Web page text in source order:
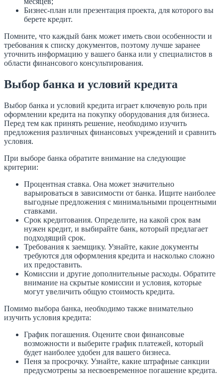
Бизнес-план или презентация проекта, для которого вы
берете кредит.
Помните, что каждый банк может иметь свои особенности и
требования к списку документов, поэтому лучше заранее
уточнить информацию у вашего банка или у специалистов в
области финансового консультирования.
Выбор банка и условий кредита
Выбор банка и условий кредита играет ключевую роль при
оформлении кредита на покупку оборудования для бизнеса.
Перед тем как принять решение, необходимо изучить
предложения различных финансовых учреждений и сравнить
условия.
При выборе банка обратите внимание на следующие
критерии:
Процентная ставка. Она может значительно
варьироваться в зависимости от банка. Ищите наиболее
выгодные предложения с минимальными процентными
ставками.
Срок кредитования. Определите, на какой срок вам
нужен кредит, и выбирайте банк, который предлагает
подходящий срок.
Требования к заемщику. Узнайте, какие документы
требуются для оформления кредита и насколько сложно
их предоставить.
Комиссии и другие дополнительные расходы. Обратите
внимание на скрытые комиссии и условия, которые
могут увеличить общую стоимость кредита.
Помимо выбора банка, необходимо также внимательно
изучить условия кредита:
График погашения. Оцените свои финансовые
возможности и выберите график платежей, который
будет наиболее удобен для вашего бизнеса.
Пеня за просрочку. Узнайте, какие штрафные санкции
предусмотрены за несвоевременное погашение кредита.